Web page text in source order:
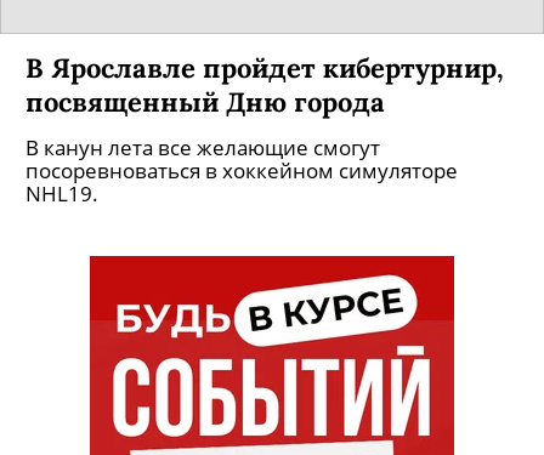
В Ярославле пройдет кибертурнир,
посвященный Дню города
В канун лета все желающие смогут
посоревноваться в хоккейном симуляторе
NHL19.